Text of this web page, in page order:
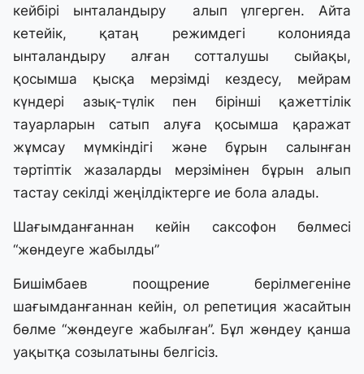
кейбірі ынталандыру алып үлгерген. Айта
кетейік, қатаң режимдегі колонияда
ынталандыру алған сотталушы сыйақы,
қосымша қысқа мерзімді кездесу, мейрам
күндері азық-түлік пен бірінші қажеттілік
тауарларын сатып алуға қосымша қаражат
жұмсау мүмкіндігі және бұрын салынған
тәртіптік жазаларды мерзімінен бұрын алып
тастау секілді жеңілдіктерге ие бола алады.
Шағымданғаннан кейін саксофон бөлмесі
“жөндеуге жабылды”
Бишімбаев поощрение берілмегеніне
шағымданғаннан кейін, ол репетиция жасайтын
бөлме “жөндеуге жабылған”. Бұл жөндеу қанша
уақытқа созылатыны белгісіз.